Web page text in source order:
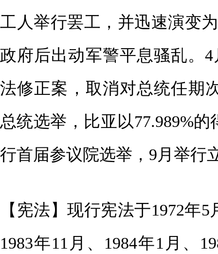
工人举行罢工，并迅速演变
政府后出动军警平息骚乱。
法修正案，取消对总统任期
总统选举，比亚以77.989%
行首届参议院选举，9月举行
【宪法】现行宪法于1972年
1983年11月、1984年1月、